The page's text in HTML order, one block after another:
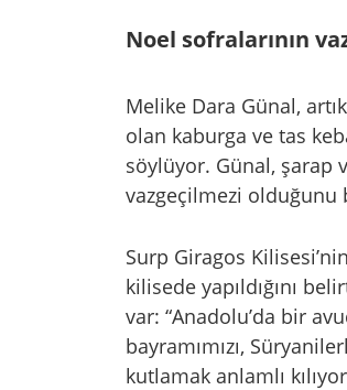
Noel sofralarının
Melike Dara Günal,
olan kaburga ve tas
söylüyor. Günal, şarap
vazgeçilmezi olduğunu
Surp Giragos
kilisede yapıldığını
var: “Anadolu’da bir
bayramımızı,
kutlamak anlamlı